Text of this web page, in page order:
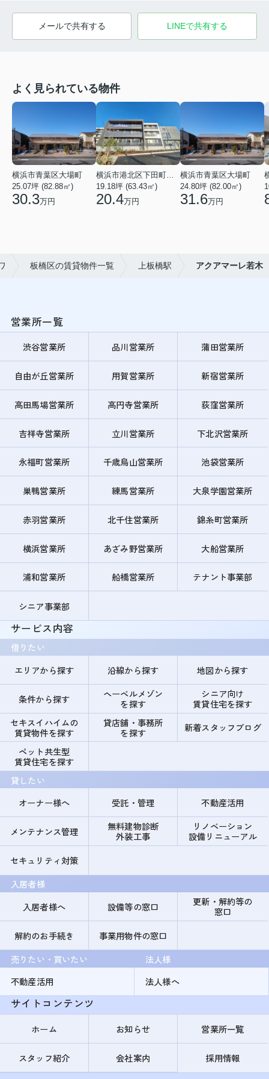
メールで共有する LINEで共有する
よく見られている物件
横浜市青葉区大場町
25.07坪 (82.88㎡)
30.3万円
19.18坪 (63.43㎡)
20.4万円
横浜市青葉区大場町
24.80坪 (82.00㎡)
31.6万円
板橋区の賃貸物件一覧 上板橋駅 アクアマーレ若木
営業所一覧
渋谷営業所 品川営業所 蒲田営業所
自由が丘営業所 用賀営業所 新宿営業所
高田馬場営業所 高円寺営業所 荻窪営業所
吉祥寺営業所 立川営業所 下北沢営業所
永福町営業所 千歳烏山営業所 池袋営業所
巣鴨営業所 練馬営業所 大泉学園営業所
赤羽営業所 北千住営業所 錦糸町営業所
横浜営業所 あざみ野営業所 大船営業所
浦和営業所 船橋営業所 テナント事業部
シニア事業部
サービス内容
借りたい
エリアから探す
沿線から探す 地図から探す
条件から探す
ヘーベルメゾン
を探す
シニア向け
賃貸住宅を探す
セキスイハイムの
賃貸物件を探す
貸店舗・事務所
を探す
新着スタッフブログ
ペット共生型
賃貸住宅を探す
貸したい
オーナー様へ
受託・管理 不動産活用
メンテナンス管理
無料建物診断
外装工事
リノベーション
設備リニューアル
セキュリティ対策
入居者様
入居者様へ
設備等の窓口
更新・解約等の
窓口
解約のお手続き
事業用物件の窓口
売りたい・買いたい
不動産活用
法人様
法人様へ
サイトコンテンツ
ホーム お知らせ 営業所一覧
スタッフ紹介 会社案内 採用情報